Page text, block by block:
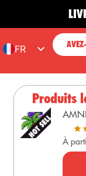
FR
EN
DE
Produits
À